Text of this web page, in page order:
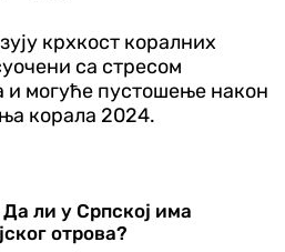
крхкост коралних
са стресом
и могуће пустошење након
корала 2024.
ли у Српској има
отрова?